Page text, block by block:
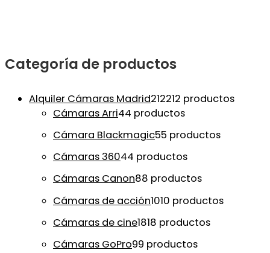
Categoría de productos
Alquiler Cámaras Madrid212212 productos
Cámaras Arri44 productos
Cámara Blackmagic55 productos
Cámaras 36044 productos
Cámaras Canon88 productos
Cámaras de acción1010 productos
Cámaras de cine1818 productos
Cámaras GoPro99 productos